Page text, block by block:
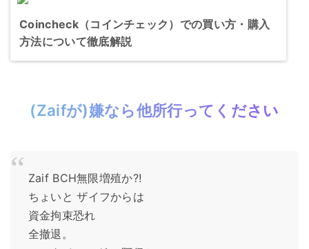
Coincheck（コインチェック）での買い方・購入
方法について徹底解説
(Zaifが)嫌なら他所行ってください
Zaif BCH無限増殖か⁈
ちょいと ザイフからは
資金拘束恐れ
全撤退。